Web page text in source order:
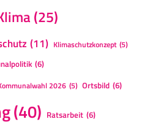
(25)
(11) Klimaschutzkonzept (5)
(6)
2026 (5) Ortsbild (6)
(40) Ratsarbeit (6)